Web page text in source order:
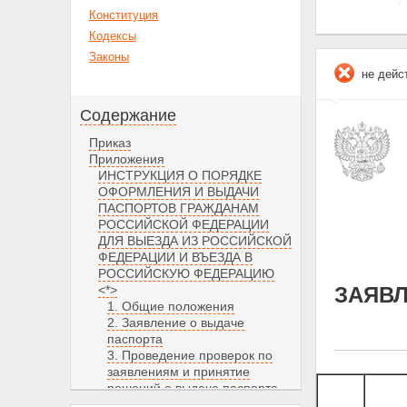
Конституция
Кодексы
Законы
Содержание
Приказ
Приложения
ИНСТРУКЦИЯ О ПОРЯДКЕ
ОФОРМЛЕНИЯ И ВЫДАЧИ
ПАСПОРТОВ ГРАЖДАНАМ
РОССИЙСКОЙ ФЕДЕРАЦИИ
ДЛЯ ВЫЕЗДА ИЗ РОССИЙСКОЙ
ФЕДЕРАЦИИ И ВЪЕЗДА В
РОССИЙСКУЮ ФЕДЕРАЦИЮ
<*>
1. Общие положения
2. Заявление о выдаче
паспорта
3. Проведение проверок по
заявлениям и принятие
решений о выдаче паспорта
не